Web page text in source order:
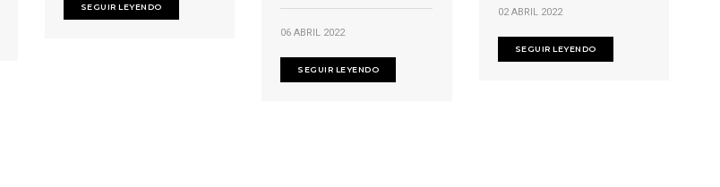
SEGUIR LEYENDO
06 ABRIL 2022
SEGUIR LEYENDO
02 ABRIL 2022
SEGUIR LEYENDO